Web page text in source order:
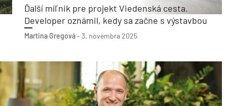
Ďalší míľnik pre projekt Viedenská cesta.
Developer oznámil, kedy sa začne s výstavbou
Martina Gregová- 3. novembra 2025